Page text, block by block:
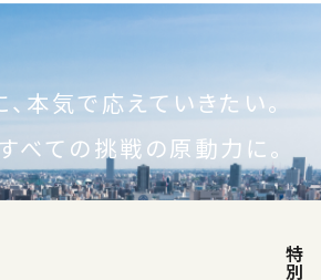
本気で応えていきたい。
べての挑戦の原動力に。